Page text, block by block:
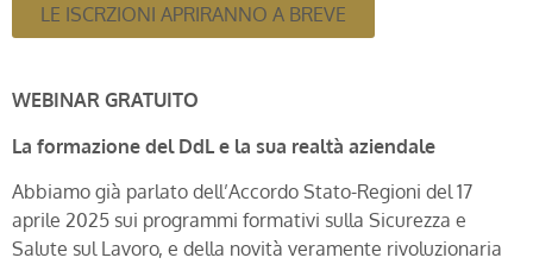
LE ISCRZIONI APRIRANNO A BREVE
WEBINAR GRATUITO
La formazione del DdL e la sua realtà aziendale
Abbiamo già parlato dell’Accordo Stato-Regioni del 17
aprile 2025 sui programmi formativi sulla Sicurezza e
Salute sul Lavoro, e della novità veramente rivoluzionaria